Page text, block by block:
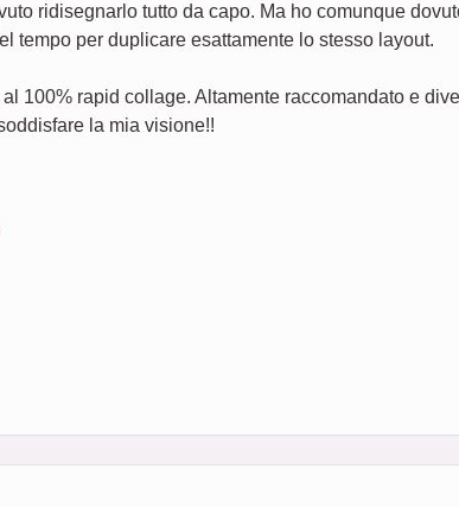
ridisegnarlo tutto da capo. Ma ho comunque
tempo per duplicare esattamente lo stesso layout.
100% rapid collage. Altamente raccomandato e
la mia visione!!